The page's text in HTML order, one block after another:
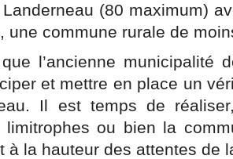
Landerneau (80 maximum)
une commune rurale de
l’ancienne municipalité
et mettre en place un
Il est temps de
limitrophes ou bien la
à la hauteur des attentes de